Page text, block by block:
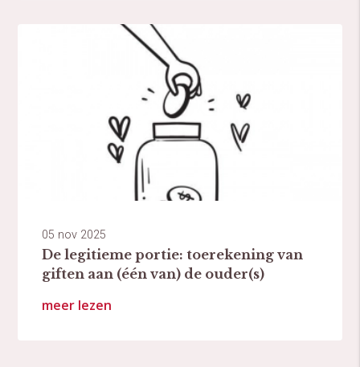
05 nov 2025
De legitieme portie: toerekening van
giften aan (één van) de ouder(s)
meer lezen